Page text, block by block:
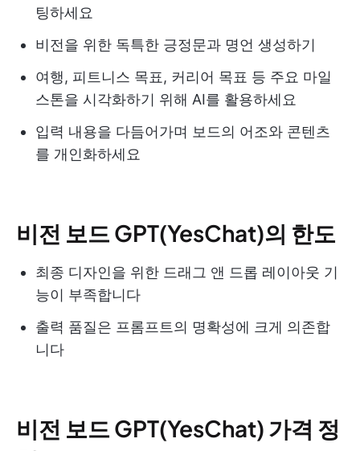
팅하세요
비전을 위한 독특한 긍정문과 명언 생성하기
여행, 피트니스 목표, 커리어 목표 등 주요 마일
스톤을 시각화하기 위해 AI를 활용하세요
입력 내용을 다듬어가며 보드의 어조와 콘텐츠
를 개인화하세요
비전 보드 GPT(YesChat)의 한도
최종 디자인을 위한 드래그 앤 드롭 레이아웃 기
능이 부족합니다
출력 품질은 프롬프트의 명확성에 크게 의존합
니다
비전 보드 GPT(YesChat) 가격 정